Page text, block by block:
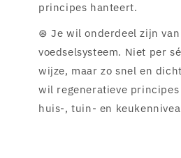
principes hanteert.
⊛ Je wil onderdeel zijn
voedselsysteem. Niet per
wijze, maar zo snel en
wil regeneratieve principes
huis-, tuin- en